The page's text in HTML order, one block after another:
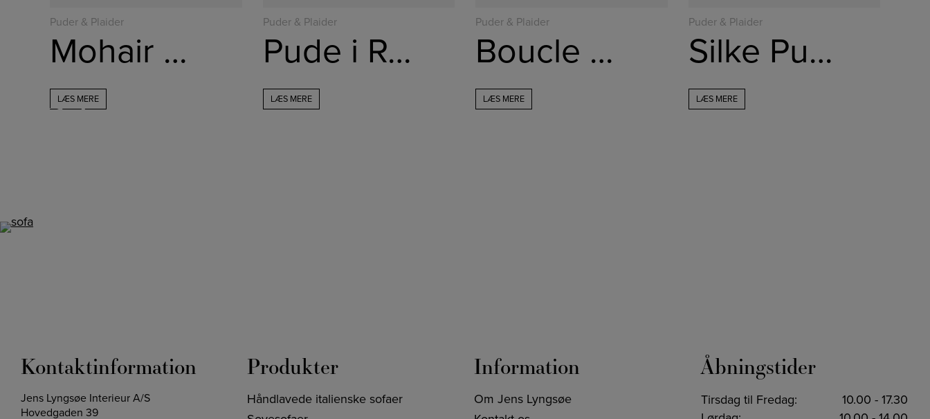
Puder & Plaider
Mohair Plaid – Limpopo
LÆS MERE
Puder & Plaider
Pude i Rosa farve
LÆS MERE
Puder & Plaider
Boucle Pude
LÆS MERE
Puder & Plaider
Silke Pude med broderet blomst
LÆS MERE
Følg os på
Kontaktinformation
Jens Lyngsøe Interieur A/S
Hovedgaden 39
Produkter
Håndlavede italienske sofaer
Information
Om Jens Lyngsøe
Åbningstider
Tirsdag til Fredag:
10.00 - 17.30